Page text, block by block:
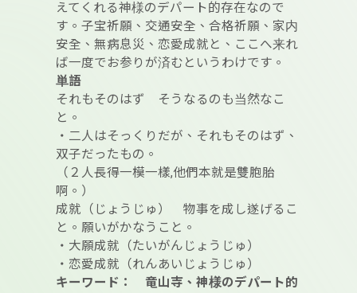
えてくれる神様のデパート的存在なので
す。子宝祈願、交通安全、合格祈願、家内
安全、無病息災、恋愛成就と、ここへ来れ
ば一度でお参りが済むというわけです。
単語
それもそのはず そうなるのも当然なこ
と。
・二人はそっくりだが、それもそのはず、
双子だったもの。
（２人長得一模一樣,他們本就是雙胞胎
啊。）
成就（じょうじゅ） 物事を成し遂げるこ
と。願いがかなうこと。
・大願成就（たいがんじょうじゅ）
・恋愛成就（れんあいじょうじゅ）
キーワード： 竜山寺、神様のデパート的